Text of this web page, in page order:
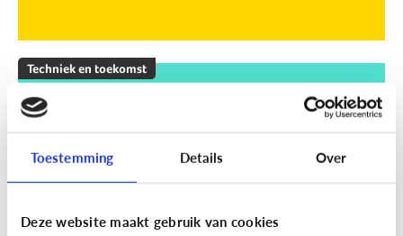
Toestemming Details Over
Deze website maakt gebruik van cookies
Techniek en toekomst
Wat zijn smart devices?